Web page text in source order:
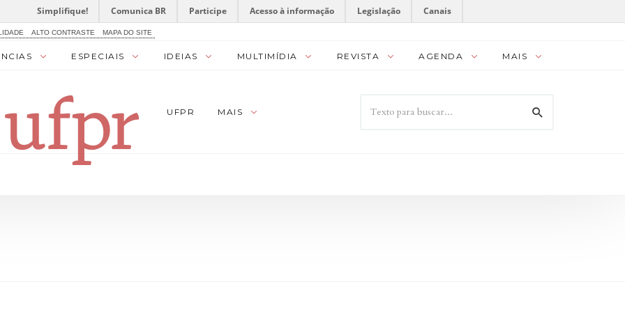
Simplifique! Comunica BR Participe Acesso à informação Legislação Canais
ALTO CONTRASTE MAPA DO SITE
ESPECIAIS IDEIAS MULTIMÍDIA REVISTA AGENDA MAIS
UFPR MAIS